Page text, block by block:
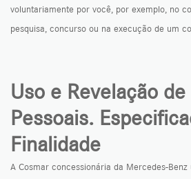
voluntariamente por você, por exemplo, no
pesquisa, concurso ou na execução de um
Uso e Revelação
Pessoais.
Finalidade
A Cosmar concessionária da Mercedes-